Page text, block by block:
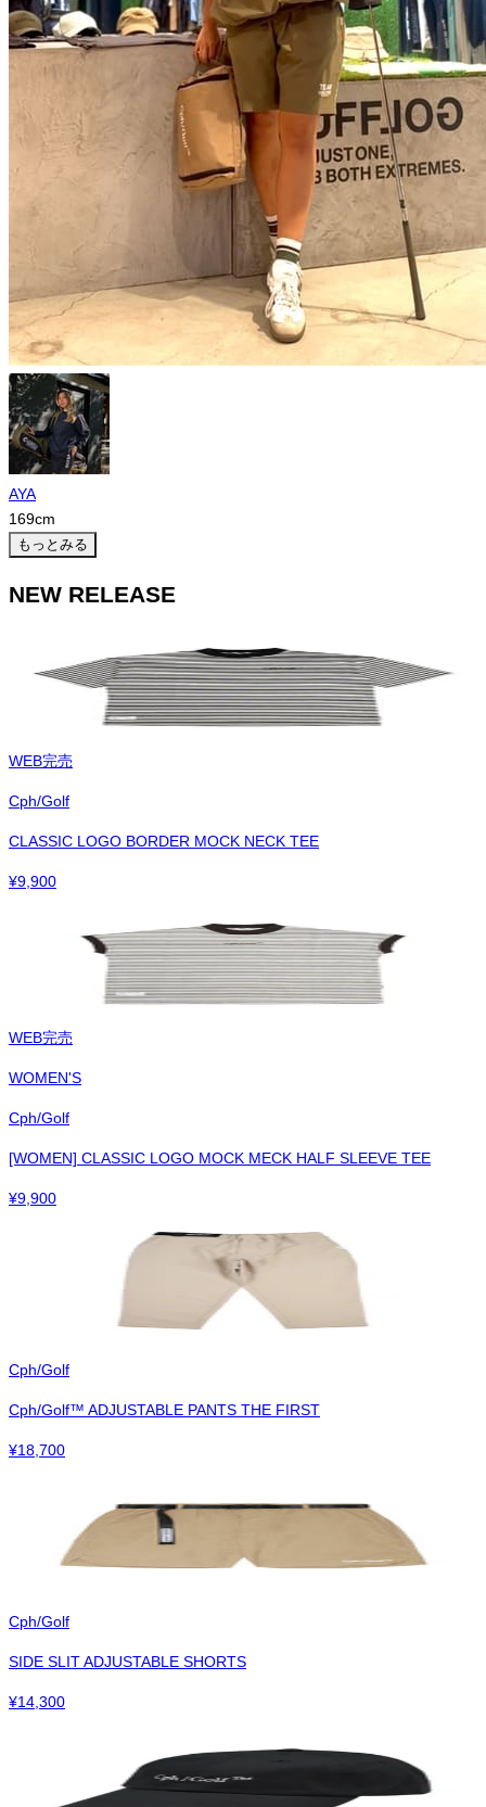
AYA
169cm
もっとみる
NEW RELEASE
WEB完売
Cph/Golf
CLASSIC LOGO BORDER MOCK NECK TEE
¥9,900
WEB完売
WOMEN'S
Cph/Golf
[WOMEN] CLASSIC LOGO MOCK MECK HALF SLEEVE TEE
¥9,900
Cph/Golf
Cph/Golf™︎ ADJUSTABLE PANTS THE FIRST
¥18,700
Cph/Golf
SIDE SLIT ADJUSTABLE SHORTS
¥14,300